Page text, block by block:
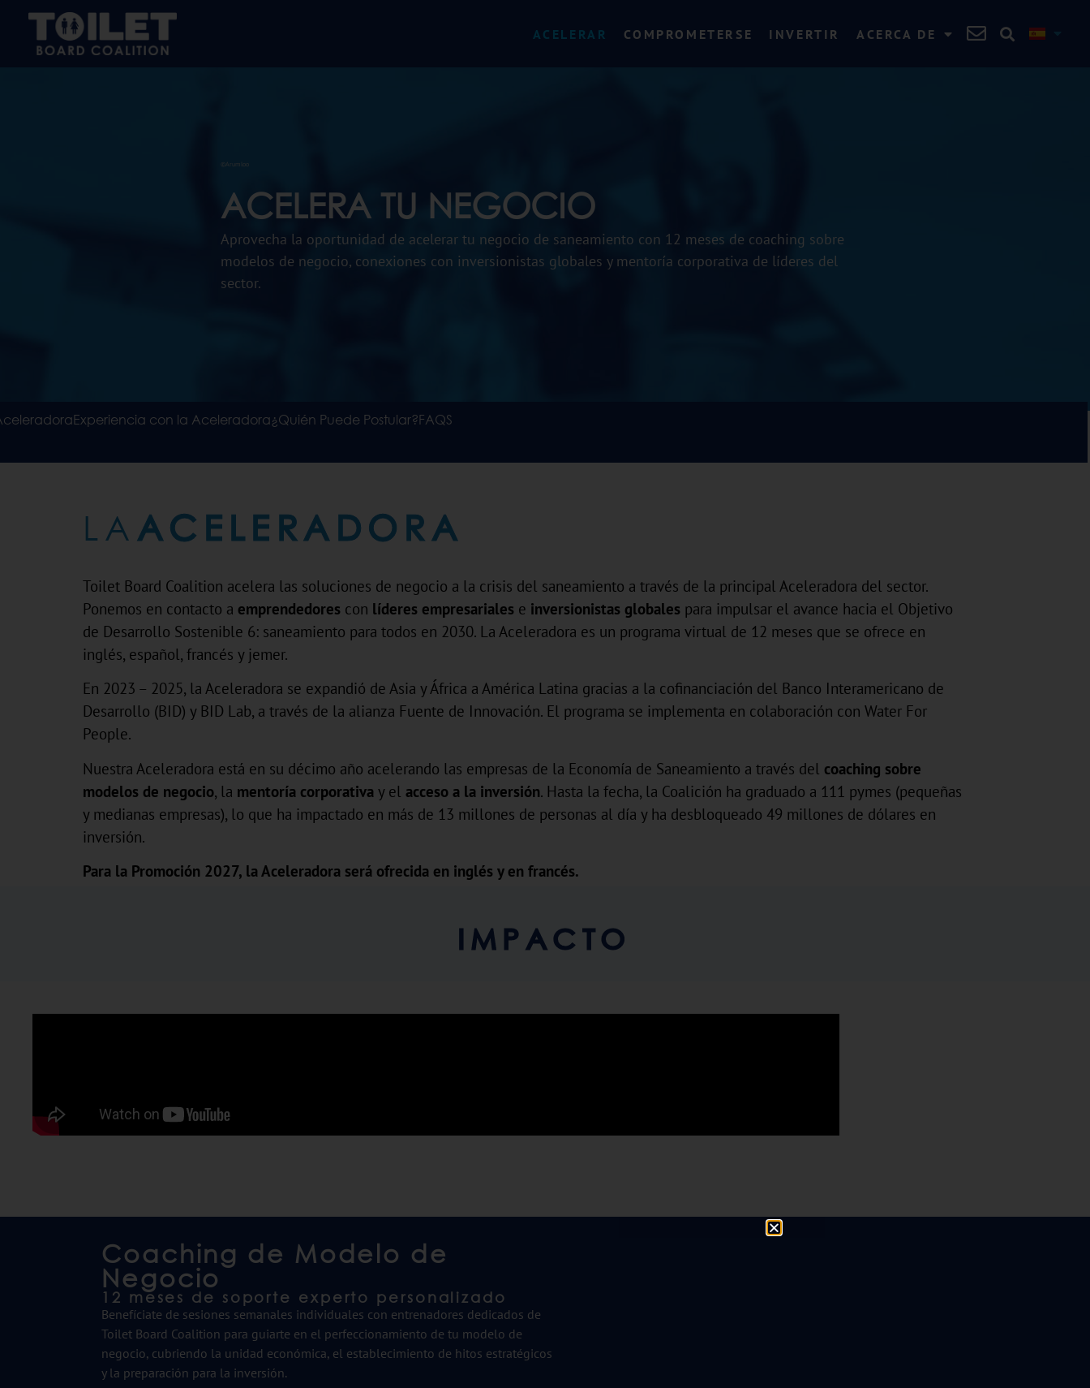
ACELERAR COMPROMETERSE INVERTIR ACERCA DE
©Arumloo
ACELERA TU NEGOCIO
Aprovecha la oportunidad de acelerar tu negocio de saneamiento con 12 meses de coaching sobre
modelos de negocio, conexiones con inversionistas globales y mentoría corporativa de líderes del
sector.
Experiencia con la Aceleradora¿Quién Puede Postular?FAQS
LA ACELERADORA
Toilet Board Coalition acelera las soluciones de negocio a la crisis del saneamiento a través de la principal Aceleradora del sector.
Ponemos en contacto a emprendedores con líderes empresariales e inversionistas globales para impulsar el avance hacia el Objetivo
de Desarrollo Sostenible 6: saneamiento para todos en 2030. La Aceleradora es un programa virtual de 12 meses que se ofrece en
inglés, español, francés y jemer.
En 2023 – 2025, la Aceleradora se expandió de Asia y África a América Latina gracias a la cofinanciación del Banco Interamericano de
Desarrollo (BID) y BID Lab, a través de la alianza Fuente de Innovación. El programa se implementa en colaboración con Water For
People.
Nuestra Aceleradora está en su décimo año acelerando las empresas de la Economía de Saneamiento a través del coaching sobre
modelos de negocio, la mentoría corporativa y el acceso a la inversión. Hasta la fecha, la Coalición ha graduado a 111 pymes (pequeñas
y medianas empresas), lo que ha impactado en más de 13 millones de personas al día y ha desbloqueado 49 millones de dólares en
inversión.
Para la Promoción 2027, la Aceleradora será ofrecida en inglés y en francés.
IMPACTO
Coaching de Modelo de
Negocio
12 meses de soporte experto personalizado
Benefíciate de sesiones semanales individuales con entrenadores dedicados de
Toilet Board Coalition para guiarte en el perfeccionamiento de tu modelo de
negocio, cubriendo la unidad económica, el establecimiento de hitos estratégicos
y la preparación para la inversión.